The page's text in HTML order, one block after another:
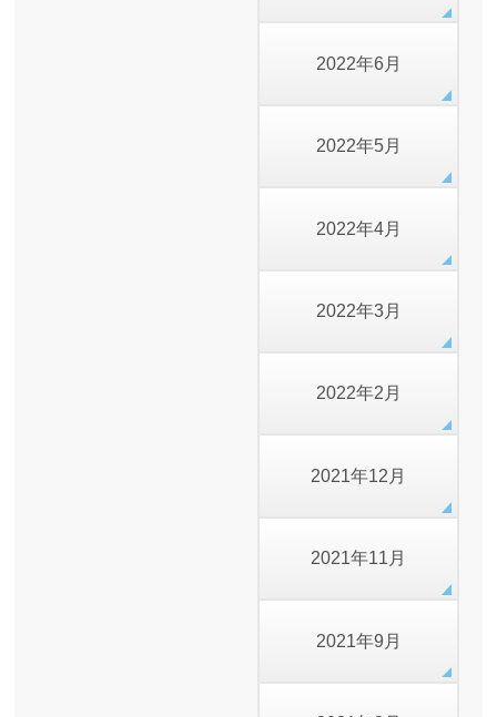
2022年6月
2022年5月
2022年4月
2022年3月
2022年2月
2021年12月
2021年11月
2021年9月